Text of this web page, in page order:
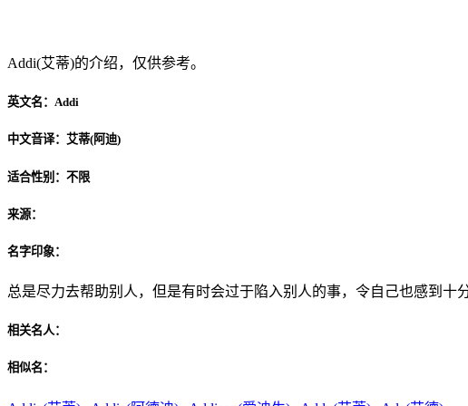
Addi(艾蒂)的介绍，仅供参考。
英文名： Addi
中文音译： 艾蒂(阿迪)
适合性别： 不限
来源：
名字印象：
总是尽力去帮助别人，但是有时会过于陷入别人的事，令自己也感到十
相关名人：
相似名：